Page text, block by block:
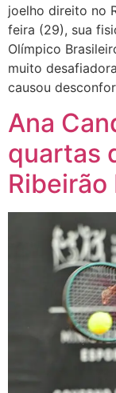
joelho direito no
feira (29), sua
Olímpico
muito
causou
Ana
quartas
Ribeirão